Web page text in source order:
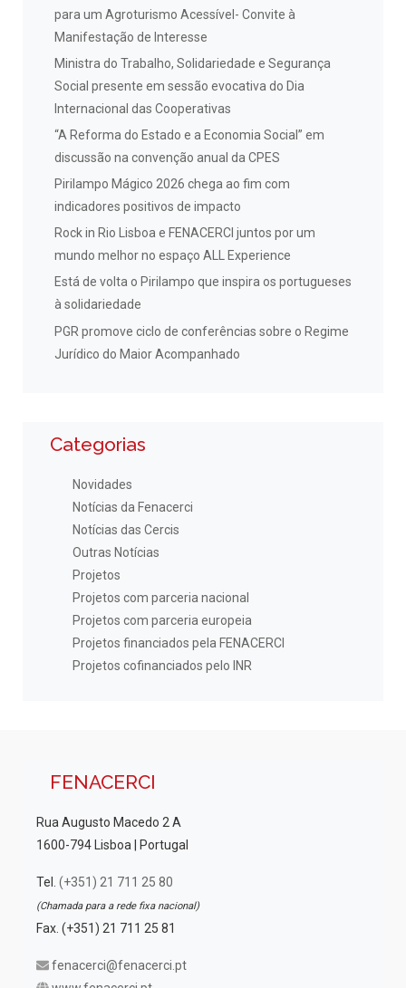
para um Agroturismo Acessível- Convite à
Manifestação de Interesse
Ministra do Trabalho, Solidariedade e Segurança
Social presente em sessão evocativa do Dia
Internacional das Cooperativas
“A Reforma do Estado e a Economia Social” em
discussão na convenção anual da CPES
Pirilampo Mágico 2026 chega ao fim com
indicadores positivos de impacto
Rock in Rio Lisboa e FENACERCI juntos por um
mundo melhor no espaço ALL Experience
Está de volta o Pirilampo que inspira os portugueses
à solidariedade
PGR promove ciclo de conferências sobre o Regime
Jurídico do Maior Acompanhado
Categorias
Novidades
Notícias da Fenacerci
Notícias das Cercis
Outras Notícias
Projetos
Projetos com parceria nacional
Projetos com parceria europeia
Projetos financiados pela FENACERCI
Projetos cofinanciados pelo INR
FENACERCI
Rua Augusto Macedo 2 A
1600-794 Lisboa | Portugal
Tel. (+351) 21 711 25 80
(Chamada para a rede fixa nacional)
Fax. (+351) 21 711 25 81
fenacerci@fenacerci.pt